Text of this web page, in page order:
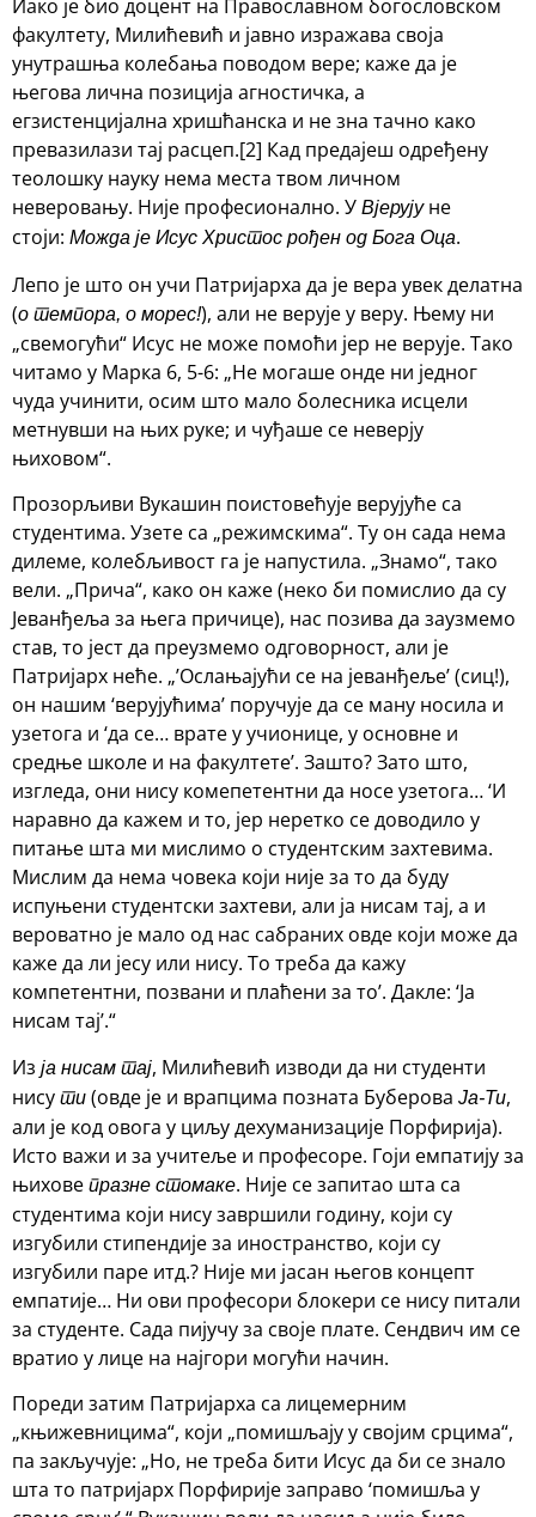
Иако је био доцент на Православном богословском
факултету, Милићевић и јавно изражава своја
унутрашња колебања поводом вере; каже да је
његова лична позиција агностичка, а
егзистенцијална хришћанска и не зна тачно како
превазилази тај расцеп.[2] Кад предајеш одређену
теолошку науку нема места твом личном
неверовању. Није професионално. У Вјерујуне
стоји: Можда је Исус Христос рођен од Бога Оца.
Лепо је што он учи Патријарха да је вера увек делатна
(о темпора, о морес!), али не верује у веру. Њему ни
„свемогући“ Исус не може помоћи јер не верује. Тако
читамо у Марка 6, 5-6: „Не могаше онде ни једног
чуда учинити, осим што мало болесника исцели
метнувши на њих руке; и чуђаше се неверју
њиховом“.
Прозорљиви Вукашин поистовећује верујуће са
студентима. Узете са „режимскима“. Ту он сада нема
дилеме, колебљивост га је напустила. „Знамо“, тако
вели. „Прича“, како он каже (неко би помислио да су
Јеванђеља за њега причице), нас позива да заузмемо
став, то јест да преузмемо одговорност, али је
Патријарх неће. „’Ослањајући се на јеванђеље’ (сиц!),
он нашим ‘верујућима’ поручује да се ману носила и
узетога и ‘да се… врате у учионице, у основне и
средње школе и на факултете’. Зашто? Зато што,
изгледа, они нису комепетентни да носе узетога… ‘И
наравно да кажем и то, јер неретко се доводило у
питање шта ми мислимо о студентским захтевима.
Мислим да нема човека који није за то да буду
испуњени студентски захтеви, али ја нисам тај, а и
вероватно је мало од нас сабраних овде који може да
каже да ли јесу или нису. То треба да кажу
компетентни, позвани и плаћени за то’. Дакле: ‘Ја
нисам тај’.“
Из ја нисам тај, Милићевић изводи да ни студенти
нису ти (овде је и врапцима позната Буберова Ја-Ти,
али је код овога у циљу дехуманизације Порфирија).
Исто важи и за учитеље и професоре. Гоји емпатију за
њихове празне стомаке. Није се запитао шта са
студентима који нису завршили годину, који су
изгубили стипендије за иностранство, који су
изгубили паре итд.? Није ми јасан његов концепт
емпатије… Ни ови професори блокери се нису питали
за студенте. Сада пијучу за своје плате. Сендвич им се
вратио у лице на најгори могући начин.
Пореди затим Патријарха са лицемерним
„књижевницима“, који „помишљају у својим срцима“,
па закључује: „Но, не треба бити Исус да би се знало
шта то патријарх Порфирије заправо ‘помишља у